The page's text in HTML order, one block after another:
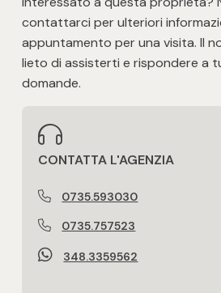
contattarci per ulteriori
appuntamento per una visita. Il
lieto di assisterti e rispondere a
domande.
CONTATTA L'AGENZIA
0735.593030
0735.757523
348.3359562
Posto auto/Box
Balcone/Terrazzo
Arredato
Nuova costruzione
Lusso